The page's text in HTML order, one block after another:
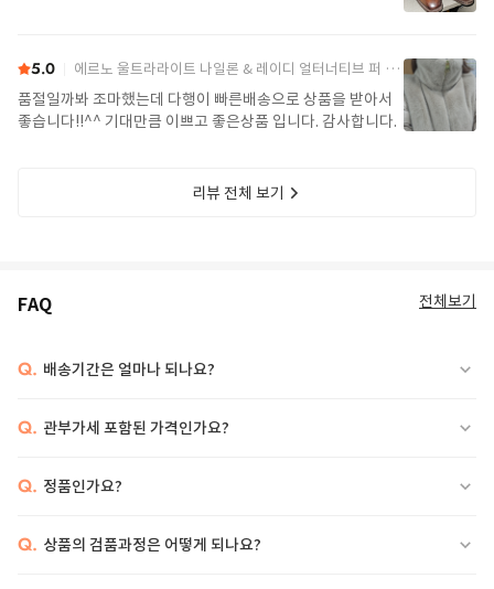
5.0 에르노 울트라라이트 나일론 & 레이디 얼터너티브 퍼 케이프 PI002017D 12017Z 1985Chatilly Beige
품절일까봐 조마했는데 다행이 빠른배송으로 상품을 받아서
좋습니다!!^^ 기대만큼 이쁘고 좋은상품 입니다. 감사합니다.
리뷰 전체 보기
FAQ 전체보기
Q. 배송기간은 얼마나 되나요?
Q. 관부가세 포함된 가격인가요?
Q. 정품인가요?
Q. 상품의 검품과정은 어떻게 되나요?